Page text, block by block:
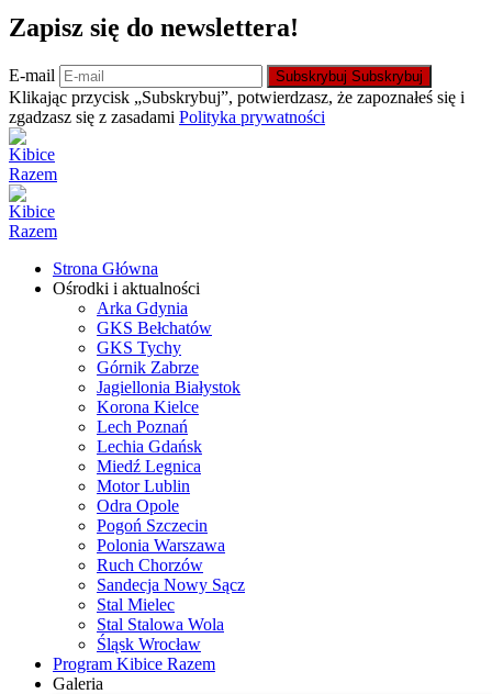
Zapisz się do newslettera!
E-mail Subskrybuj Subskrybuj
Klikając przycisk „Subskrybuj”, potwierdzasz, że zapoznałeś się i
zgadzasz się z zasadami Polityka prywatności
Strona Główna
Ośrodki i aktualności
Arka Gdynia
GKS Bełchatów
GKS Tychy
Górnik Zabrze
Jagiellonia Białystok
Korona Kielce
Lech Poznań
Lechia Gdańsk
Miedź Legnica
Motor Lublin
Odra Opole
Pogoń Szczecin
Polonia Warszawa
Ruch Chorzów
Sandecja Nowy Sącz
Stal Mielec
Stal Stalowa Wola
Śląsk Wrocław
Program Kibice Razem
Galeria